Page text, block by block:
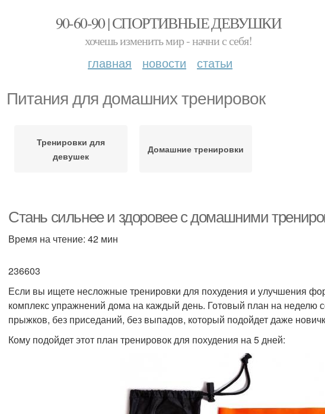
90-60-90 | СПОРТИВНЫЕ ДЕВУШКИ
хочешь изменить мир - начни с себя!
главная новости статьи
Питания для домашних тренировок
Тренировки для
девушек
Домашние тренировки
Стань сильнее и здоровее с домашними
Время на чтение: 42 мин
236603
Если вы ищете несложные тренировки для похудения и улучшения
комплекс упражнений дома на каждый день. Готовый план на неделю
прыжков, без приседаний, без выпадов, который подойдет даже
Кому подойдет этот план тренировок для похудения на 5 дней: